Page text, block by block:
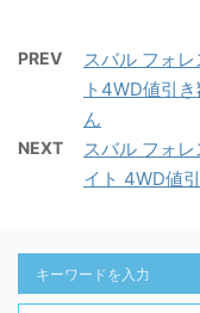
PREV
スバル フォ
ト4WD値引
ん
NEXT
スバル フォ
イト 4WD値